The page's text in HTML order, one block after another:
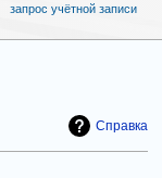
Справка
запрос учётной записи